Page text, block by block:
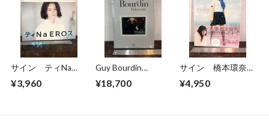
サイン ティNa
玉城ティナ 篠山紀
¥3,960
Guy Bourdin
¥18,700
サイン 橋本環奈
¥4,950